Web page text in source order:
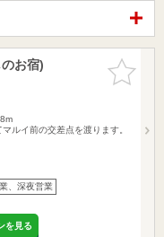
お気に入
りに追加
お宿)
ルイ前の交差点を渡ります。
、深夜営業
を見る